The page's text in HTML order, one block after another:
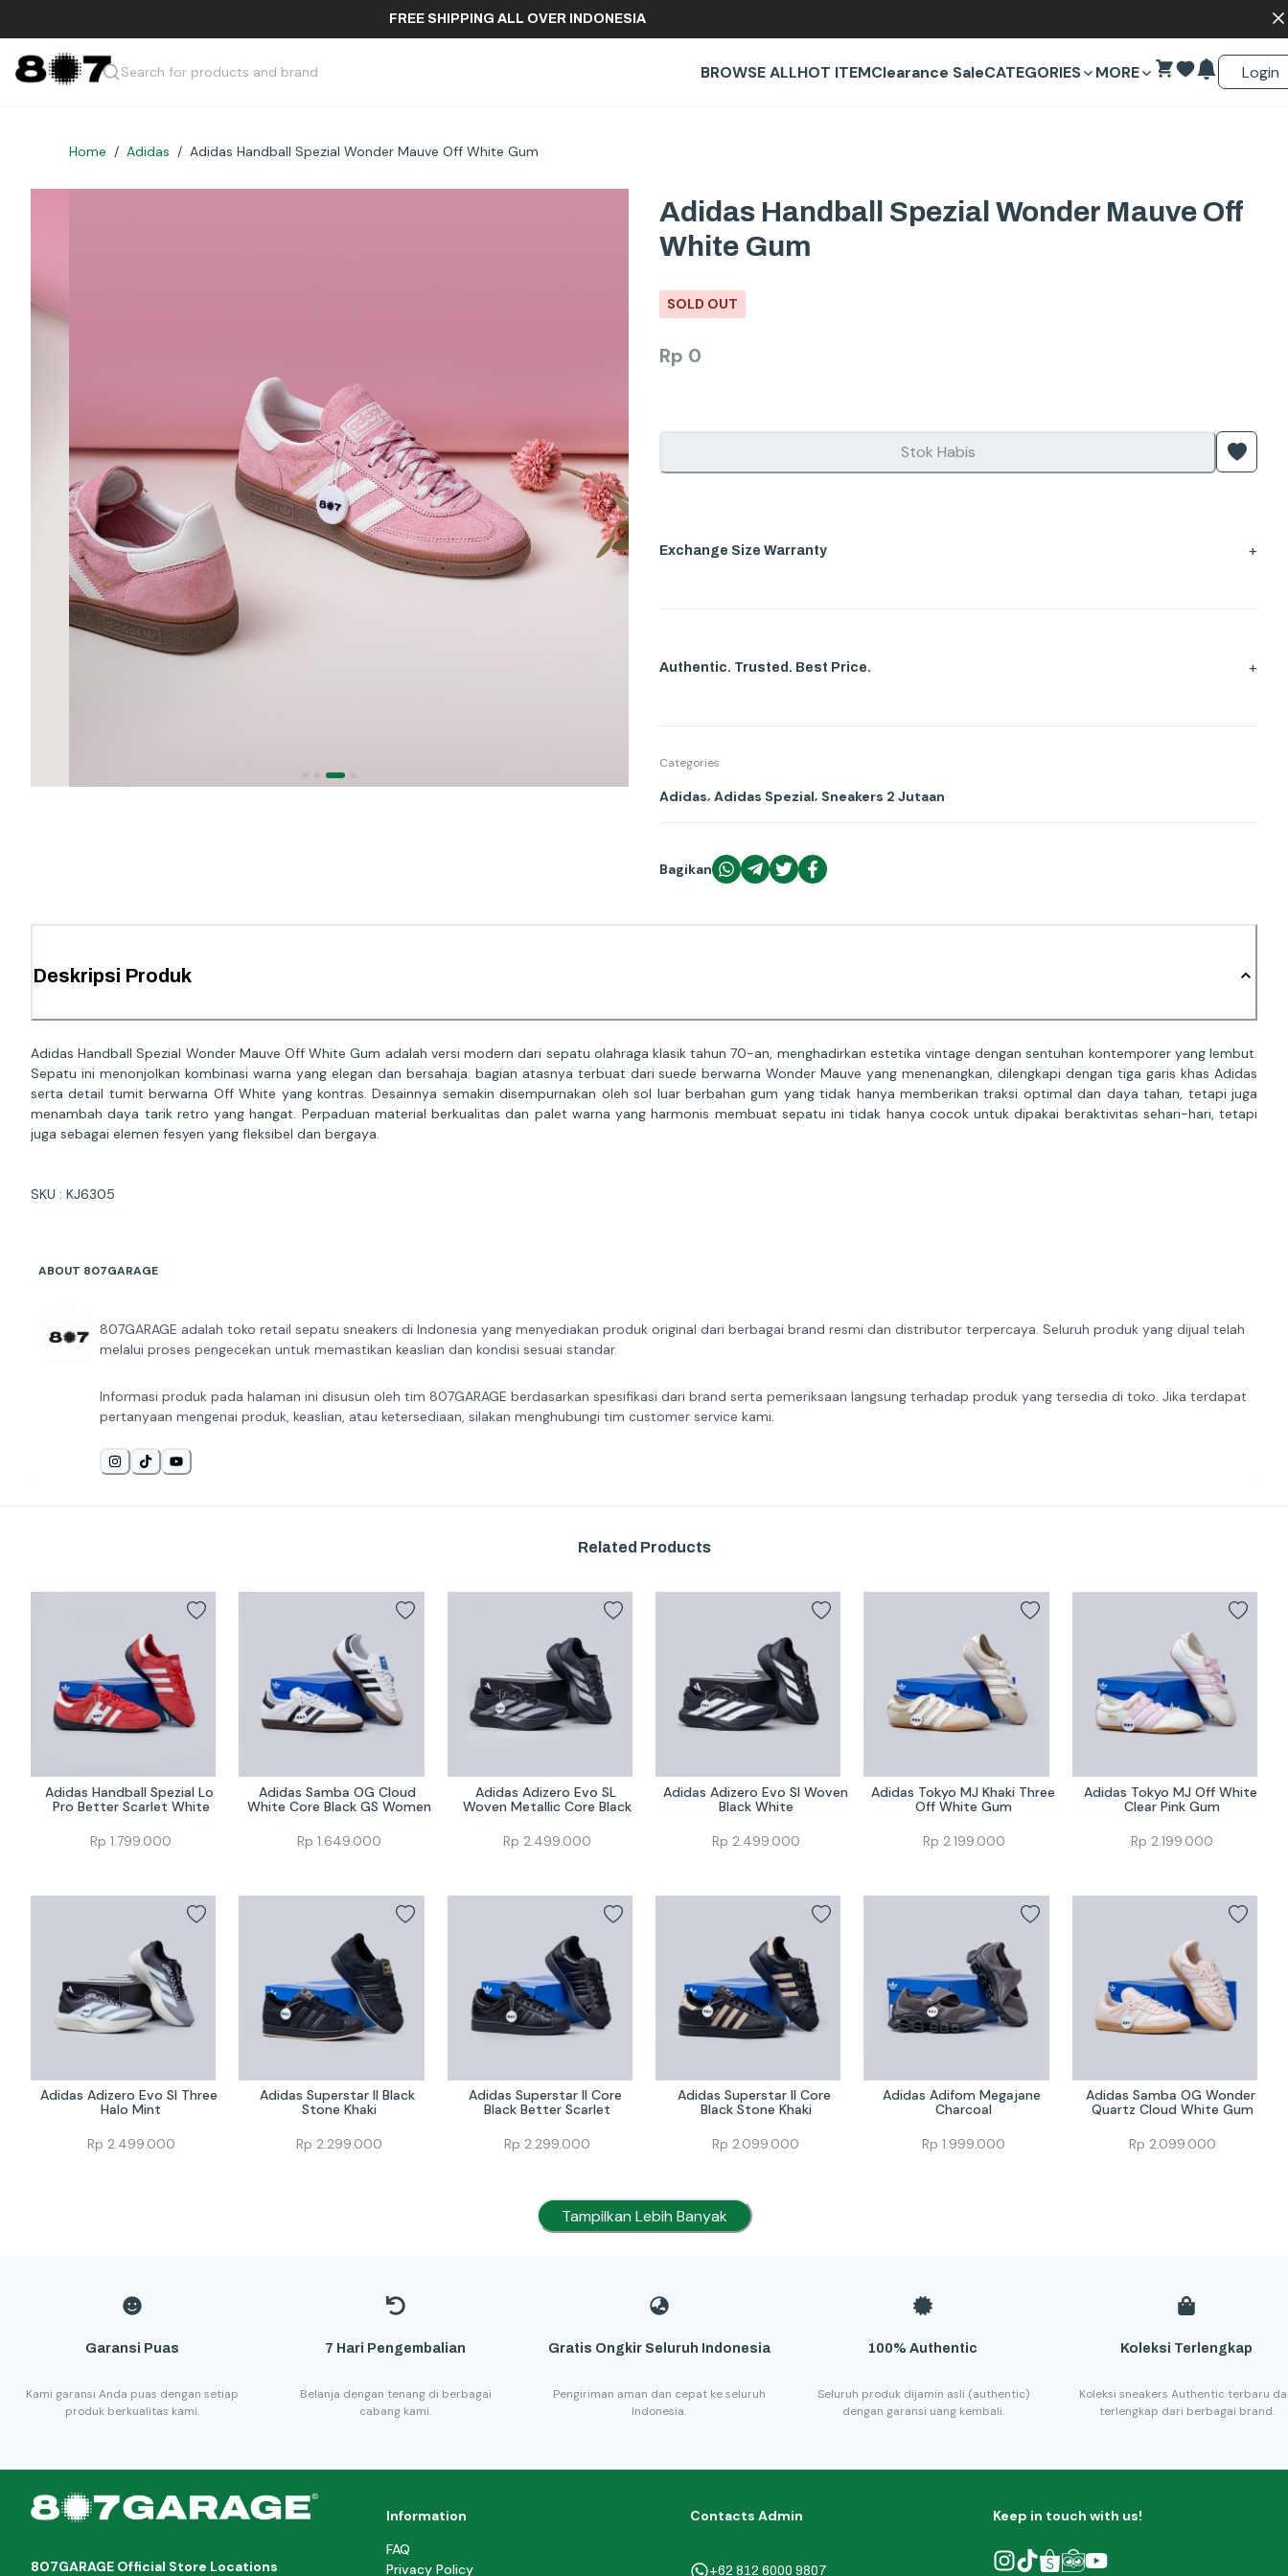
FREE SHIPPING ALL OVER INDONESIA
Search for products and brand BROWSE ALLHOT ITEMClearance SaleCATEGORIES MORE Login
Home / Adidas / Adidas Handball Spezial Wonder Mauve Off White Gum
Adidas Handball Spezial Wonder Mauve Off
White Gum
SOLD OUT
Rp 0
Stok Habis
Exchange Size Warranty +
Authentic. Trusted. Best Price. +
Categories
Adidas, Adidas Spezial, Sneakers 2 Jutaan
Bagikan
Deskripsi Produk
Adidas Handball Spezial Wonder Mauve Off White Gum adalah versi modern dari sepatu olahraga klasik tahun 70-an, menghadirkan estetika vintage dengan sentuhan kontemporer yang lembut.
Sepatu ini menonjolkan kombinasi warna yang elegan dan bersahaja: bagian atasnya terbuat dari suede berwarna Wonder Mauve yang menenangkan, dilengkapi dengan tiga garis khas Adidas
serta detail tumit berwarna Off White yang kontras. Desainnya semakin disempurnakan oleh sol luar berbahan gum yang tidak hanya memberikan traksi optimal dan daya tahan, tetapi juga
menambah daya tarik retro yang hangat. Perpaduan material berkualitas dan palet warna yang harmonis membuat sepatu ini tidak hanya cocok untuk dipakai beraktivitas sehari-hari, tetapi
juga sebagai elemen fesyen yang fleksibel dan bergaya.
SKU : KJ6305
ABOUT 807GARAGE
807GARAGE adalah toko retail sepatu sneakers di Indonesia yang menyediakan produk original dari berbagai brand resmi dan distributor terpercaya. Seluruh produk yang dijual telah
melalui proses pengecekan untuk memastikan keaslian dan kondisi sesuai standar.
Informasi produk pada halaman ini disusun oleh tim 807GARAGE berdasarkan spesifikasi dari brand serta pemeriksaan langsung terhadap produk yang tersedia di toko. Jika terdapat
pertanyaan mengenai produk, keaslian, atau ketersediaan, silakan menghubungi tim customer service kami.
Related Products
Adidas Handball Spezial Lo
Pro Better Scarlet White
Rp1.799.000
Adidas Samba OG Cloud
White Core Black GS Women
Rp 1.649.000
Adidas Adizero Evo SL
Woven Metallic Core Black
Rp 2.499.000
Adidas Adizero Evo Sl Woven
Black White
Rp 2.499.000
Adidas Tokyo MJ Khaki Three
Off White Gum
Rp 2.199.000
Adidas Tokyo MJ Off White
Clear Pink Gum
Rp 2.199.000
Adidas Adizero Evo Sl Three
Halo Mint
Rp 2.499.000
Adidas Superstar II Black
Stone Khaki
Rp 2.299.000
Adidas Superstar II Core
Black Better Scarlet
Rp 2.299.000
Adidas Superstar II Core
Black Stone Khaki
Rp 2.099.000
Adidas Adifom Megajane
Charcoal
Rp1.999.000
Adidas Samba OG Wonder
Quartz Cloud White Gum
Rp 2.099.000
Tampilkan Lebih Banyak
Garansi Puas
Kami garansi Anda puas dengan setiap
produk berkualitas kami.
7 Hari Pengembalian
Belanja dengan tenang di berbagai
cabang kami.
Gratis Ongkir Seluruh Indonesia
Pengiriman aman dan cepat ke seluruh
Indonesia.
100% Authentic
Seluruh produk dijamin asli (authentic)
dengan garansi uang kembali.
Koleksi Terlengkap
Koleksi sneakers Authentic terbaru
terlengkap dari berbagai brand.
807GARAGE Official Store Locations
Information
FAQ
Privacy Policy
Contacts Admin
+62 812 6000 9807
Keep in touch with us!